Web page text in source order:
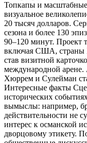
Топкапы и
визуальное
20 тысяч долларов.
сезона и более 130
90–120 минут. Проект
включая США, страны
став визитной
международной арене.
Хюррем и Сулейман
Интересные факты
исторических
вымыслы: например,
действительности не
интерес к османской
дворцовому этикету.